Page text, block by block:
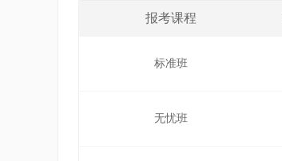
报考课程
标准班
无忧班